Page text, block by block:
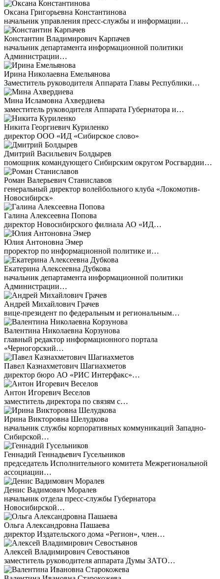
Оксана Григорьевна Константинова
начальник управления пресс-службы и информации…
Константин Владимирович Карпачев
начальник департамента информационной политики
Администрации…
Ирина Николаевна Емельянова
Заместитель руководителя Аппарата Главы Республики…
Мина Исламовна Ахвердиева
заместитель руководителя Аппарата Губернатора и…
Никита Георгиевич Куриленко
директор ООО «ИД «Сибирское слово»
Дмитрий Васильевич Болдырев
помощник командующего Сибирским округом Росгвардии…
Роман Валерьевич Станиславов
генеральный директор волейбольного клуба «Локомотив-
Новосибирск»
Галина Алексеевна Попова
директор Новосибирского филиала АО «ИД…
Юлия Антоновна Эмер
проректор по информационной политике и…
Екатерина Алексеевна Дубкова
начальник департамента информационной политики
Администрации…
Андрей Михайлович Грачев
вице-президент по федеральным и региональным…
Валентина Николаевна Корзунова
главный редактор информационного портала
«Черногорский…
Павел Казнахметович Шагиахметов
директор бюро АО «РИС Интерфакс»…
Антон Игоревич Веселов
заместитель директора по связям с…
Ирина Викторовна Шелудкова
начальник службы корпоративных коммуникаций Западно-
Сибирской…
Геннадий Геннадьевич Гусельников
председатель Исполнительного комитета Межрегиональной
ассоциации…
Денис Вадимович Моралев
начальник отдела пресс-службы Губернатора
Новосибирской…
Ольга Александровна Пашаева
директор Издательского дома «Регион», член…
Алексей Владимирович Севостьянов
заместитель руководителя аппарата Думы ЗАТО…